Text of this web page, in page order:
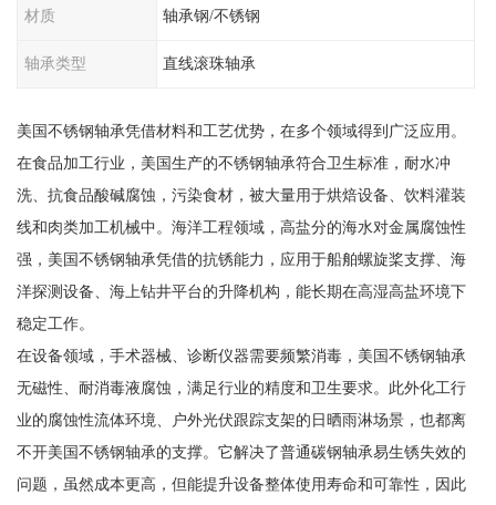
材质 轴承钢/不锈钢
轴承类型 直线滚珠轴承
美国不锈钢轴承凭借材料和工艺优势，在多个领域得到广泛应用。
在食品加工行业，美国生产的不锈钢轴承符合卫生标准，耐水冲
洗、抗食品酸碱腐蚀，污染食材，被大量用于烘焙设备、饮料灌装
线和肉类加工机械中。海洋工程领域，高盐分的海水对金属腐蚀性
强，美国不锈钢轴承凭借的抗锈能力，应用于船舶螺旋桨支撑、海
洋探测设备、海上钻井平台的升降机构，能长期在高湿高盐环境下
稳定工作。
在设备领域，手术器械、诊断仪器需要频繁消毒，美国不锈钢轴承
无磁性、耐消毒液腐蚀，满足行业的精度和卫生要求。此外化工行
业的腐蚀性流体环境、户外光伏跟踪支架的日晒雨淋场景，也都离
不开美国不锈钢轴承的支撑。它解决了普通碳钢轴承易生锈失效的
问题，虽然成本更高，但能提升设备整体使用寿命和可靠性，因此